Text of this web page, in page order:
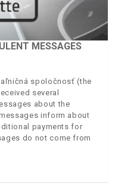
MESSAGES
spoločnosť (the
several
about the
inform about
payments for
do not come from